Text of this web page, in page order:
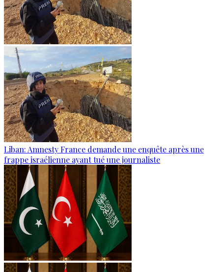
Liban: Amnesty France demande une enquête après une
frappe israélienne ayant tué une journaliste